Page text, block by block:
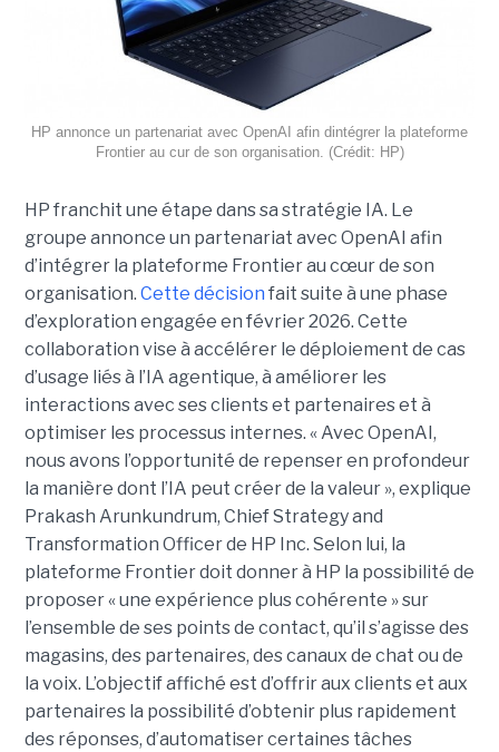
HP annonce un partenariat avec OpenAI afin dintégrer la plateforme
Frontier au cur de son organisation. (Crédit: HP)
HP franchit une étape dans sa stratégie IA. Le
groupe annonce un partenariat avec OpenAI afin
d’intégrer la plateforme Frontier au cœur de son
organisation. Cette décision fait suite à une phase
d’exploration engagée en février 2026. Cette
collaboration vise à accélérer le déploiement de cas
d’usage liés à l’IA agentique, à améliorer les
interactions avec ses clients et partenaires et à
optimiser les processus internes. « Avec OpenAI,
nous avons l’opportunité de repenser en profondeur
la manière dont l’IA peut créer de la valeur », explique
Prakash Arunkundrum, Chief Strategy and
Transformation Officer de HP Inc. Selon lui, la
plateforme Frontier doit donner à HP la possibilité de
proposer « une expérience plus cohérente » sur
l’ensemble de ses points de contact, qu’il s’agisse des
magasins, des partenaires, des canaux de chat ou de
la voix. L’objectif affiché est d’offrir aux clients et aux
partenaires la possibilité d’obtenir plus rapidement
des réponses, d’automatiser certaines tâches